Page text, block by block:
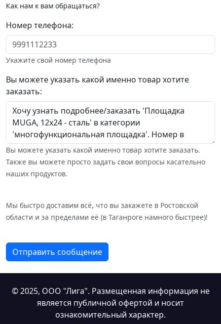
Как нам к вам обращаться?
Номер телефона:
Укажите свой номер телефона
Вы можете указать какой именно товар хотите
заказать:
Вы можете указать какой именно товар хотите заказать.
Также вы можете просто задать свои вопросы касательно
наших продуктов.
Мы быстро доставим всё, что вы закажете в Ростовской
области и за пределами её (в Таганроге намного быстрее)!
Отправить сообщение
© 2025, ООО "Лига". Размещенная информация не
является публичной офертой и носит
ознакомительный характер.